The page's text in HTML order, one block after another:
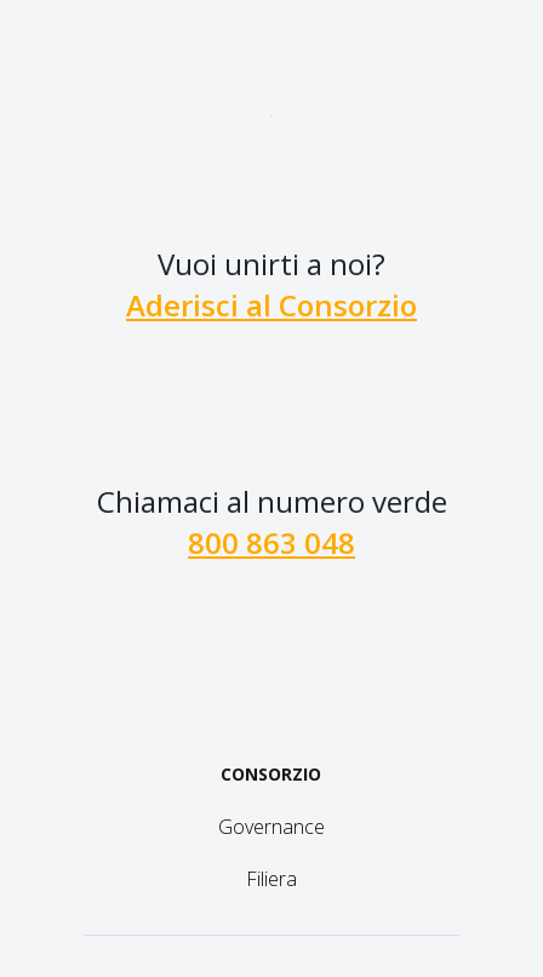
Vuoi unirti a noi?
Aderisci al Consorzio
Chiamaci al numero verde
800 863 048
CONSORZIO
Governance
Filiera